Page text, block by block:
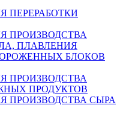
ПЕРЕРАБОТКИ
ПРОИЗВОДСТВА
ПЛАВЛЕНИЯ
БЛОКОВ
ПРОИЗВОДСТВА
ПРОДУКТОВ
ПРОИЗВОДСТВА СЫРА